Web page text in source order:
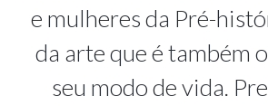
e mulheres da Pré-
da arte que é também
seu modo de vida.